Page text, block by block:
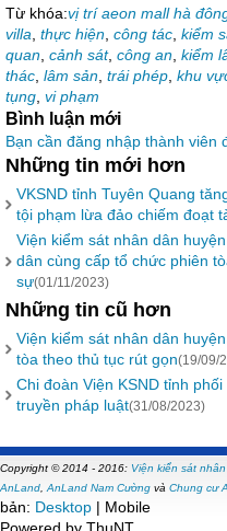
Từ khóa:vị trí aeon mall hà
villa thực hiện công tác kiểm
quan cảnh sát, công an kiểm
thác lâm sản trái phép khu
tụng vi phạm
Bình luận mới
Bạn cần đăng nhập thành viên
Những tin mới hơn
VKSND tỉnh Tuyên Quang
tội phạm lừa đảo chiếm đoạt
Viện kiểm sát nhân dân
dân cùng cấp tổ chức phiên
sự(01/11/2023)
Những tin cũ hơn
Viện kiểm sát nhân dân
tòa theo thủ tục rút gọn(19/09/
Chi đoàn Viện KSND tỉnh
truyền pháp luật(31/08/2023)
Copyright © 2014 - 2016: Viện kiển sát
AnLand AnLand Nam Cường và Chung cư
bản: Desktop | Mobile